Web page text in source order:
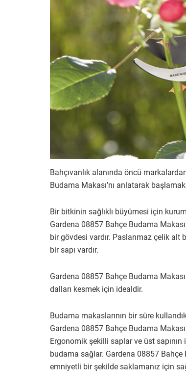
Bahçıvanlık alanında öncü
Budama Makası’nı anlatarak
Bir bitkinin sağlıklı büyümesi için
Gardena 08857 Bahçe Budama
bir gövdesi vardır. Paslanmaz çelik alt
bir sapı vardır.
Gardena 08857 Bahçe Budama
dalları kesmek için idealdir.
Budama makaslarının bir süre
Gardena 08857 Bahçe Budama
Ergonomik şekilli saplar ve üst
budama sağlar. Gardena 08857 Bahçe
emniyetli bir şekilde saklamanız için